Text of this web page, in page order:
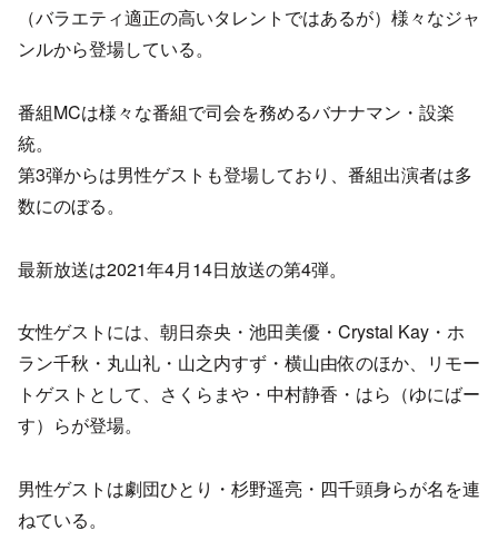
（バラエティ適正の高いタレントではあるが）様々なジャ
ンルから登場している。
番組MCは様々な番組で司会を務めるバナナマン・設楽
統。
第3弾からは男性ゲストも登場しており、番組出演者は多
数にのぼる。
最新放送は2021年4月14日放送の第4弾。
女性ゲストには、朝日奈央・池田美優・Crystal Kay・ホ
ラン千秋・丸山礼・山之内すず・横山由依のほか、リモー
トゲストとして、さくらまや・中村静香・はら（ゆにばー
す）らが登場。
男性ゲストは劇団ひとり・杉野遥亮・四千頭身らが名を連
ねている。